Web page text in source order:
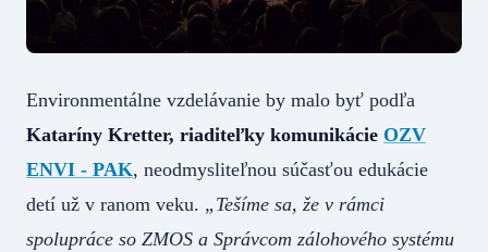
Environmentálne vzdelávanie by malo byť podľa
Kataríny Kretter, riaditeľky komunikácie OZV
ENVI - PAK, neodmysliteľnou súčasťou edukácie
detí už v ranom veku. „Tešíme sa, že v rámci
spolupráce so ZMOS a Správcom zálohového systému